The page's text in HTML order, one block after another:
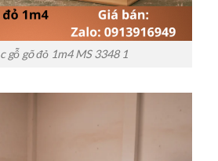
gỗ gõ đỏ 1m4 MS 3348 1